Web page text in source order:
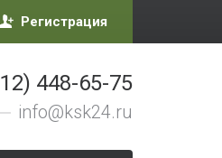
Регистрация
448-65-75
info@ksk24.ru